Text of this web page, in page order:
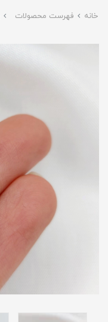
خانه فهرست محصولات